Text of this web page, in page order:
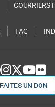
COURRIERS
FAQ
FAITES UN DON